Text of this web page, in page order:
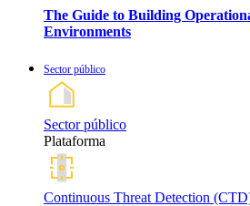
The Guide to Building
Environments
Sector público
Sector público
Plataforma
Continuous Threat Detection